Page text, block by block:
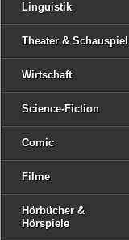
Linguistik
Theater & Schauspiel
Wirtschaft
Science-Fiction
Comic
Filme
Hörbücher &
Hörspiele